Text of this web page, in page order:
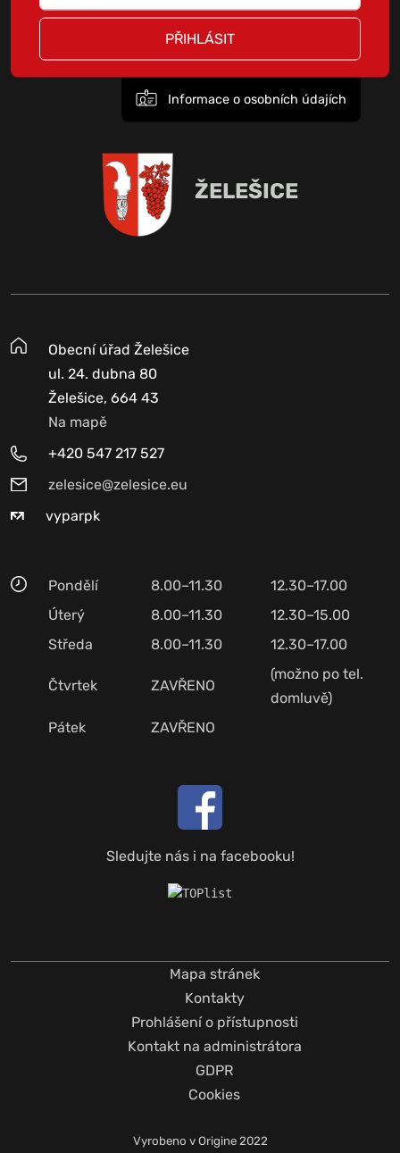
PŘIHLÁSIT
Informace o osobních údajích
ŽELEŠICE
Obecní úřad Želešice
ul. 24. dubna 80
Želešice, 664 43
Na mapě
+420 547 217 527
zelesice@zelesice.eu
vyparpk
Pondělí 8.00–11.30
12.30–17.00
Úterý
8.00–11.30
12.30–15.00
Středa
8.00–11.30 12.30–17.00
Čtvrtek ZAVŘENO
(možno po tel.
domluvě)
Pátek
ZAVŘENO
Sledujte nás i na facebooku!
Mapa stránek
Kontakty
Prohlášení o přístupnosti
Kontakt na administrátora
GDPR
Cookies
Vyrobeno v Origine2022